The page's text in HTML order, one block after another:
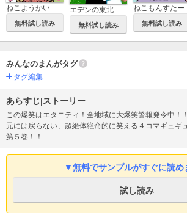
ねこようかい
無料試し読み
エデンの東北
無料試し読み
ねこもんすたー
無料試し読み
みんなのまんがタグ
タグ編集
あらすじ|ストーリー
この爆笑はエタニティ！全地域に大爆笑警報発令中！
元には戻らない、超絶体絶命的に笑える４コマギュギ
第５巻！！
▼無料でサンプルがすぐに読
試し読み